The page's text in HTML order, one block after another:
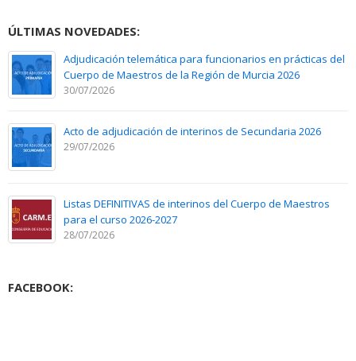
ÚLTIMAS NOVEDADES:
Adjudicación telemática para funcionarios en prácticas del
Cuerpo de Maestros de la Región de Murcia 2026
30/07/2026
Acto de adjudicación de interinos de Secundaria 2026
29/07/2026
Listas DEFINITIVAS de interinos del Cuerpo de Maestros
para el curso 2026-2027
28/07/2026
FACEBOOK: